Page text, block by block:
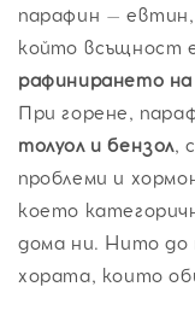
парафин – евтин,
който всъщност
рафинирането
При горене,
толуол и бензол,
проблеми и
което
дома ни. Нито до
хората, които